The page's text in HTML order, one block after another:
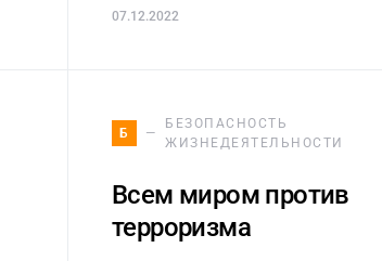
07.12.2022
Б
БЕЗОПАСНОСТЬ
ЖИЗНЕДЕЯТЕЛЬНОСТИ
Всем миром против
терроризма